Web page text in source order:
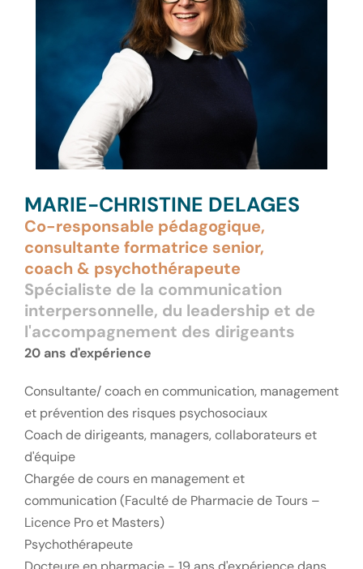
MARIE-CHRISTINE DELAGES
Co-responsable pédagogique,
consultante formatrice senior,
coach & psychothérapeute
Spécialiste de la communication
interpersonnelle, du leadership et de
l'accompagnement des dirigeants
20 ans d'expérience
Consultante/ coach en communication, management
et prévention des risques psychosociaux
Coach de dirigeants, managers, collaborateurs et
d'équipe
Chargée de cours en management et
communication (Faculté de Pharmacie de Tours –
Licence Pro et Masters)
Psychothérapeute